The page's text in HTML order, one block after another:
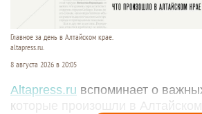
Главное за день в Алтайском крае.
altapress.ru.
8 августа 2026 в 20:05
Altapress.ru вспоминает о
которые произошли в Алтайском